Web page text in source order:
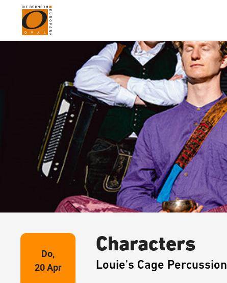
Do,
20 Apr
Characters
Louie's Cage Percussion